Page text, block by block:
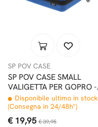
SP POV CASE
SP POV CASE SMALL
VALIGETTA PER GOPRO -
BLUE
Disponibile ultimo in stock
(Consegna in 24/48h*)
€ 19,95 € 39,95